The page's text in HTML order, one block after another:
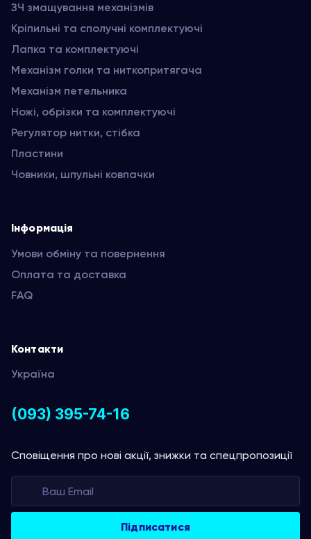
ЗЧ змащування механізмів
Кріпильні та сполучні комплектуючі
Лапка та комплектуючі
Механізм голки та ниткопритягача
Механізм петельника
Ножі, обрізки та комплектуючі
Регулятор нитки, стібка
Пластини
Човники, шпульні ковпачки
Інформація
Умови обміну та повернення
Оплата та доставка
FAQ
Контакти
Україна
(093) 395-74-16
Сповіщення про нові акції, знижки та спецпропозиції